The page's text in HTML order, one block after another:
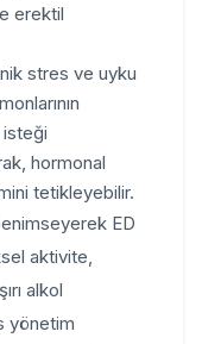
erektil
stres ve uyku
isteği
hormonal
tetikleyebilir.
ED
aktivite,
alkol
yönetim